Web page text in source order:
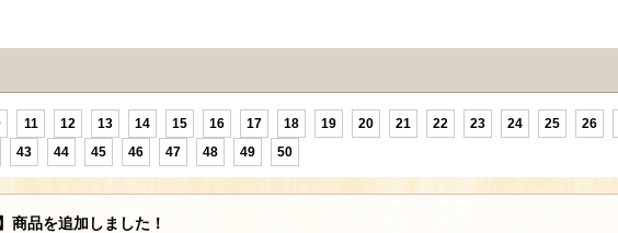
11 12 13 14 15 16 17 18 19 20 21 22 23 24 25 26
43 44 45 46 47 48 49 50
商品を追加しました！